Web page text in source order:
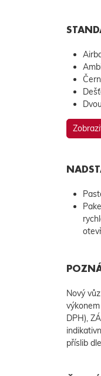
Nový
DPH),
příslib